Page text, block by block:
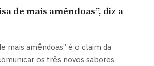
de mais amêndoas”, diz a
mais amêndoas” é o claim da
os três novos sabores